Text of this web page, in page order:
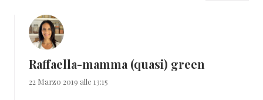
Raffaella-mamma (quasi) green
22 Marzo 2019 alle 13:15